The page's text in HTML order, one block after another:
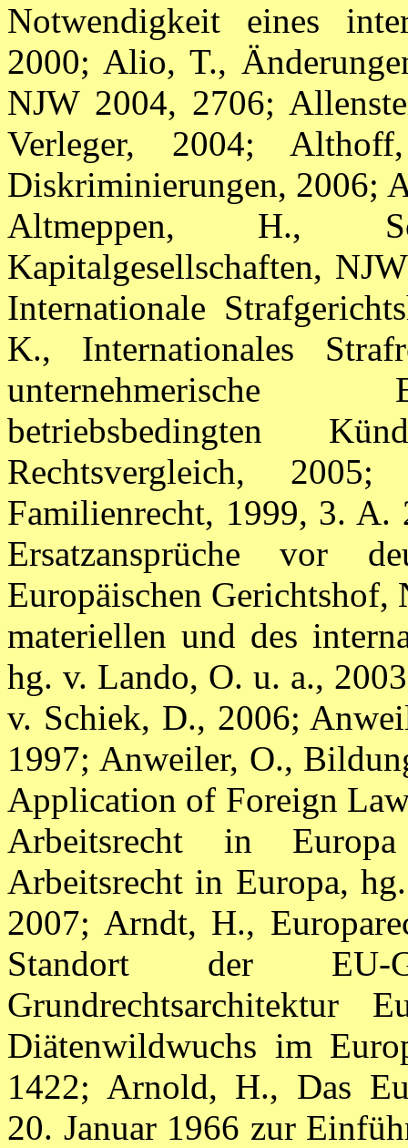
Notwendigkeit eines
2000; Alio, T.,
NJW 2004, 2706;
Verleger, 2004;
Diskriminierungen, 2006;
Altmeppen, H.,
Kapitalgesellschaften,
Internationale
K., Internationales
unternehmerische
betriebsbedingten
Rechtsvergleich,
Familienrecht, 1999, 3.
Ersatzansprüche vor
Europäischen
materiellen und des
hg. v. Lando, O. u. a.,
v. Schiek, D., 2006;
1997; Anweiler, O.,
Application of Foreign
Arbeitsrecht in
Arbeitsrecht in Europa,
2007; Arndt, H.,
Standort der EU-
Diätenwildwuchs im
1422; Arnold, H., Das
20. Januar 1966 zur